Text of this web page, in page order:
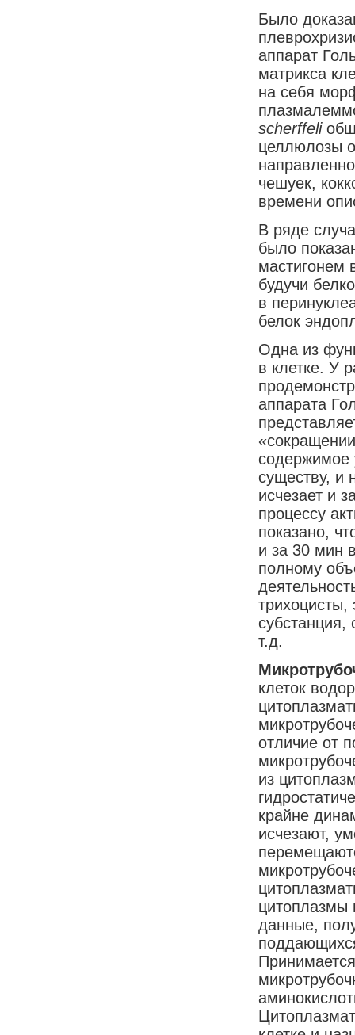
Было
аппарат
матрикса
на себя
scherffeli
целлюлозы
чешуек,
времени
В ряде
было
мастигонем
будучи
в
белок
Одна из
в клетке. У
аппарата
содержимое
существу, и
исчезает и
процессу
показано,
и за 30 мин
полному
субстанция,
т.д.
клеток
отличие от
из
крайне
исчезают,
цитоплазмы
данные,